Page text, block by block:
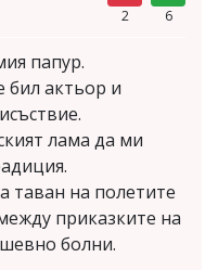
2 6
папур.
бил актьор и
лама да ми
таван на полетите
приказките на
болни.